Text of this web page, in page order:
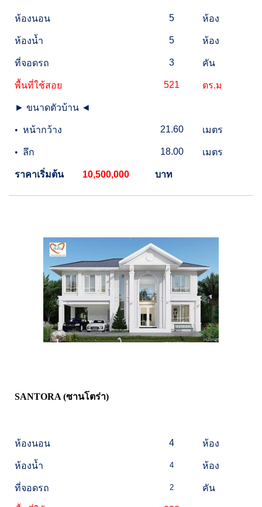
ห้องนอน 5 ห้อง
ห้องน้ำ 5 ห้อง
ที่จอดรถ 3 คัน
พื้นที่ใช้สอย 521 ตร.ม
► ขนาดตัวบ้าน ◄
• หน้ากว้าง 21.60 เมตร
• ลึก 18.00 เมตร
ราคาเริ่มต้น 10,500,000 บาท
SANTORA (ซานโตร่า)
ห้องนอน 4 ห้อง
ห้องน้ำ 4 ห้อง
ที่จอดรถ 2 คัน